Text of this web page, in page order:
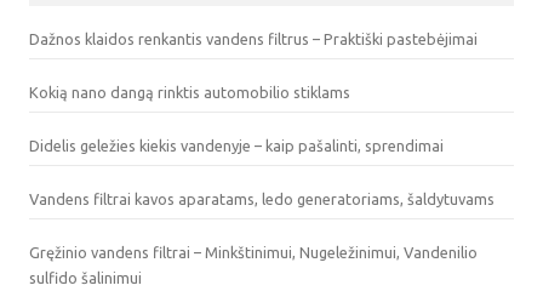
Dažnos klaidos renkantis vandens filtrus – Praktiški pastebėjimai
Kokią nano dangą rinktis automobilio stiklams
Didelis geležies kiekis vandenyje – kaip pašalinti, sprendimai
Vandens filtrai kavos aparatams, ledo generatoriams, šaldytuvams
Gręžinio vandens filtrai – Minkštinimui, Nugeležinimui, Vandenilio
sulfido šalinimui